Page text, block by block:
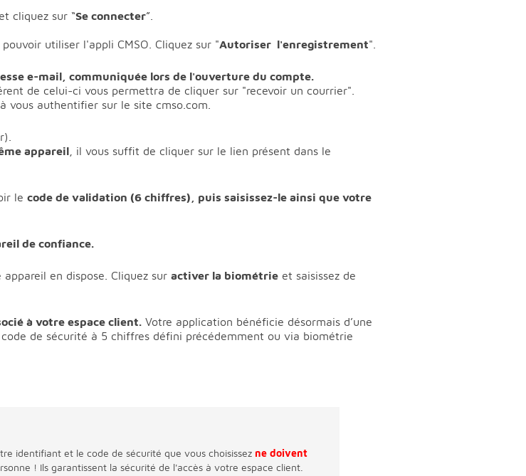
et cliquez sur “Se connecter”.
utiliser l'appli CMSO. Cliquez sur "Autoriser l'enregistrement".
e-mail, communiquée lors de l'ouverture du compte.
de celui-ci vous permettra de cliquer sur "recevoir un courrier".
vous authentifier sur le site cmso.com.
appareil , il vous suffit de cliquer sur le lien présent dans le
le code de validation (6 chiffres), puis saisissez-le ainsi que votre
de confiance.
en dispose. Cliquez sur activer la biométrie et saisissez de
à votre espace client. Votre application bénéficie désormais d’une
de sécurité à 5 chiffres défini précédemment ou via biométrie
identifiant et le code de sécurité que vous choisissez ne doivent
! Ils garantissent la sécurité de l'accès à votre espace client.